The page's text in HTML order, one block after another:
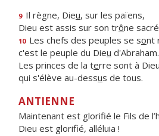
9 Il règne, Dieu, sur les païens,
Dieu est assis sur son trône
10 Les chefs des peuples se sont
c'est le peuple du Dieu d'Abraham.
Les princes de la terre sont à Dieu
qui s'élève au-dessus de tous.
ANTIENNE
Maintenant est glorifié le Fils de
Dieu est glorifié, alléluia !